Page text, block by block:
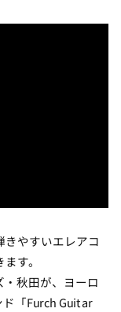
やすいエレアコ
す。
秋田が、ヨーロ
「Furch Guitar